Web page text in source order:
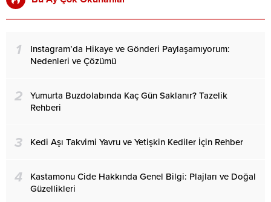
1
Instagram’da Hikaye ve Gönderi Paylaşamıyorum:
Nedenleri ve Çözümü
2
Yumurta Buzdolabında Kaç Gün Saklanır? Tazelik
Rehberi
3 Kedi Aşı Takvimi Yavru ve Yetişkin Kediler İçin Rehber
4
Kastamonu Cide Hakkında Genel Bilgi: Plajları ve Doğal
Güzellikleri